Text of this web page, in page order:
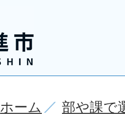
ホーム 部や課で